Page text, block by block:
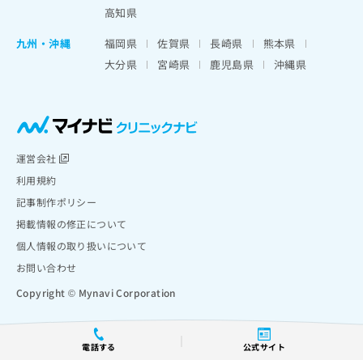
電話する 公式サイト
高知県
九州・沖縄
福岡県 佐賀県 長崎県
熊本県
大分県
宮崎県 鹿児島県 沖縄県
運営会社
利用規約
記事制作ポリシー
掲載情報の修正について
個人情報の取り扱いについて
お問い合わせ
Copyright © Mynavi Corporation